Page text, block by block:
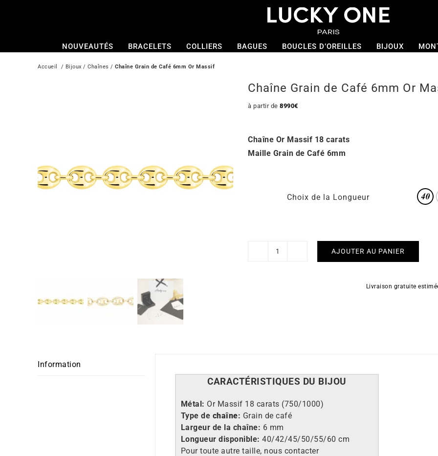
NOUVEAUTÉS BRACELETS COLLIERS BAGUES BOUCLES D’OREILLES BIJOUX
Accueil
  /
Bijoux / Chaînes / Chaîne Grain de Café 6mm Or Massif
Chaîne Grain de Café 6mm Or
à partir de 8990€
Chaîne Or Massif 18 carats
Maille Grain de Café 6mm
Choix de la Longueur
quantité
AJOUTER AU PANIER
Livraison gratuite
Information
CARACTÉ RISTIQUES DU BIJOU
Métal: Or Massif 18 carats (750/1000)
Type de chaîne: Grain de café
Largeur de la chaîne: 6 mm
Longueur disponible: 40/42/45/50/55/60 cm
Pour toute autre taille, nous contacter